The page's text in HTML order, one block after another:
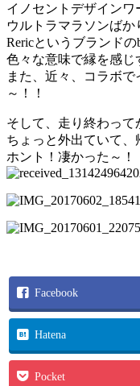
イノセントデザインワ
ウルトラマラソンばか
Rericというブランドの
色々な意味で縁を感じ
また、近々、コラボ
～！！
そして、走り終わって
ちょっと外出ていて、
ホント！凄かった～！
Facebook
Hatena
Pocket